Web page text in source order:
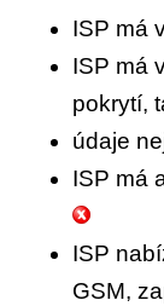
ISP má
ISP má
pokrytí,
údaje
ISP má
ISP
GSM,